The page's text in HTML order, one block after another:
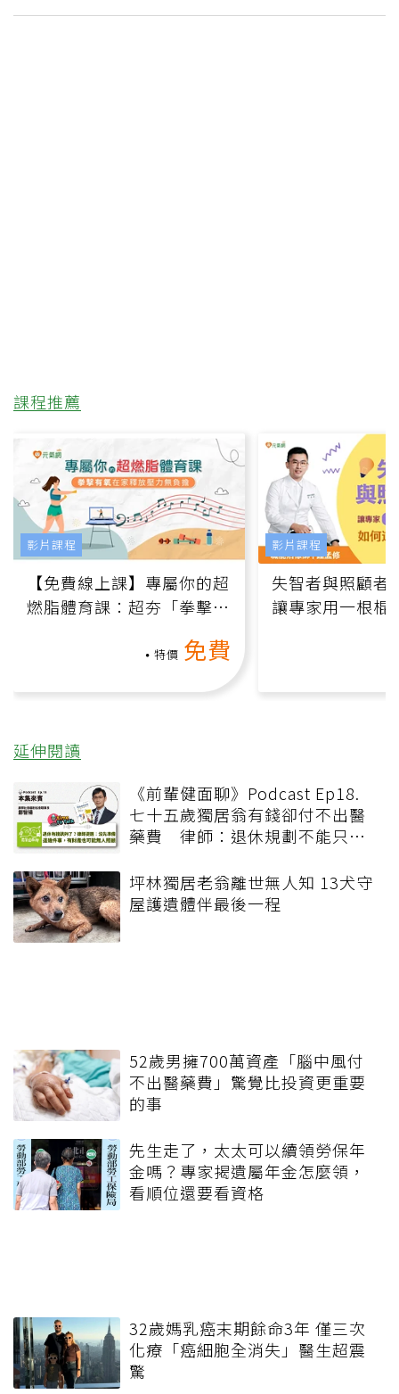
課程推薦
【免費線上課】專屬你的超
燃脂體育課：超夯「拳擊有
特價 免費
影片課程
失智者與照顧者
讓專家用一根棍
影片課程
延伸閱讀
《前輩健面聊》Podcast Ep18.
七十五歲獨居翁有錢卻付不出醫
藥費 律師：退休規劃不能只有
坪林獨居老翁離世無人知 13犬守
屋護遺體伴最後一程
52歲男擁700萬資產「腦中風付
不出醫藥費」驚覺比投資更重要
的事
先生走了，太太可以續領勞保年
金嗎？專家揭遺屬年金怎麼領，
看順位還要看資格
32歲媽乳癌末期餘命3年 僅三次
化療「癌細胞全消失」醫生超震
驚